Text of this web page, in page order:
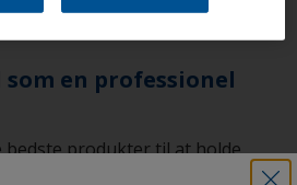
som en professionel
bedste produkter til at holde